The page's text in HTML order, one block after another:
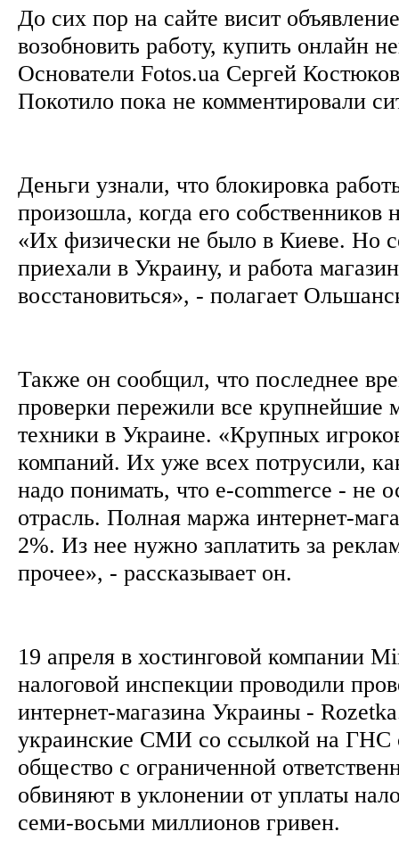
До сих пор на сайте висит
возобновить работу, купить онлайн
Основатели Fotos.ua Сергей
Покотило пока не комментировали
Деньги узнали, что блокировка
произошла, когда его собственников
«Их физически не было в Киеве. Но
приехали в Украину, и работа
восстановиться», - полагает
Также он сообщил, что последнее
проверки пережили все крупнейшие
техники в Украине. «Крупных
компаний. Их уже всех потрусили,
надо понимать, что е-commerce - не
отрасль. Полная маржа интернет-
2%. Из нее нужно заплатить за
прочее», - рассказывает он.
19 апреля в хостинговой компании
налоговой инспекции проводили
интернет-магазина Украины -
украинские СМИ со ссылкой на ГНС
общество с ограниченной
обвиняют в уклонении от уплаты
семи-восьми миллионов гривен.